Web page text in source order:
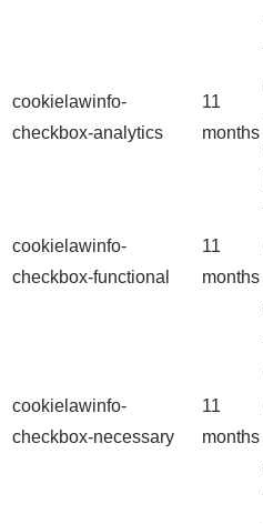
cookielawinfo-
checkbox-analytics
11
months
cookielawinfo-
checkbox-functional
11
months
cookielawinfo-
checkbox-necessary
11
months